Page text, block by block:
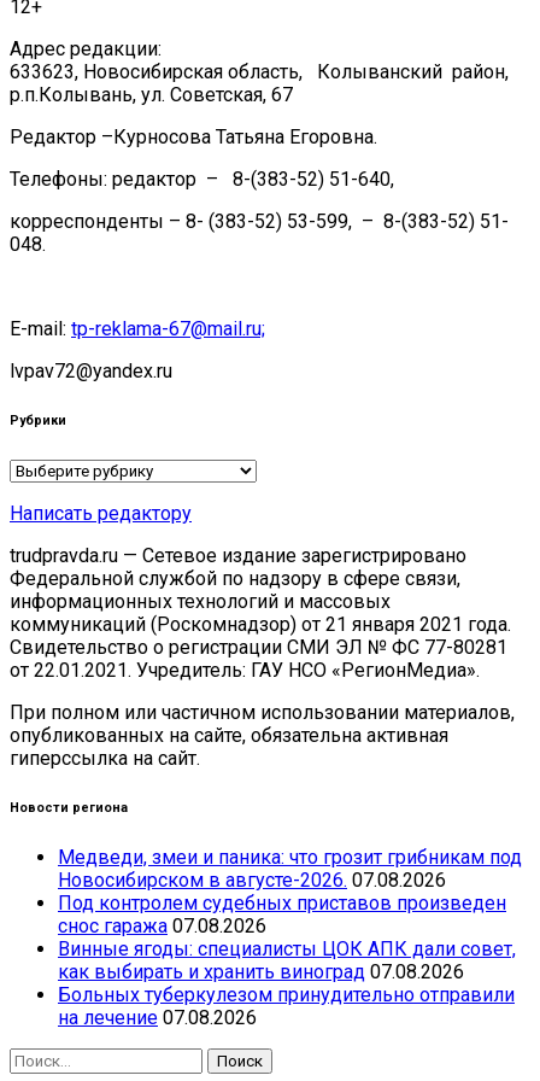
12+
Адрес редакции:
633623, Новосибирская область, Колыванский район,
р.п.Колывань, ул. Советская, 67
Редактор –Курносова Татьяна Егоровна.
Телефоны: редактор – 8-(383-52) 51-640,
корреспонденты – 8- (383-52) 53-599, – 8-(383-52) 51-
048.
E-mail: tp-reklama-67@mail.ru;
lvpav72@yandex.ru
Рубрики
Рубрики
Написать редактору
trudpravda.ru — Сетевое издание зарегистрировано
Федеральной службой по надзору в сфере связи,
информационных технологий и массовых
коммуникаций (Роскомнадзор) от 21 января 2021 года.
Свидетельство о регистрации СМИ ЭЛ № ФС 77-80281
от 22.01.2021. Учредитель: ГАУ НСО «РегионМедиа».
При полном или частичном использовании материалов,
опубликованных на сайте, обязательна активная
гиперссылка на сайт.
Новости региона
Медведи, змеи и паника: что грозит грибникам под
Новосибирском в августе-2026. 07.08.2026
Под контролем судебных приставов произведен
снос гаража 07.08.2026
Винные ягоды: специалисты ЦОК АПК дали совет,
как выбирать и хранить виноград 07.08.2026
Больных туберкулезом принудительно отправили
на лечение 07.08.2026
Найти: